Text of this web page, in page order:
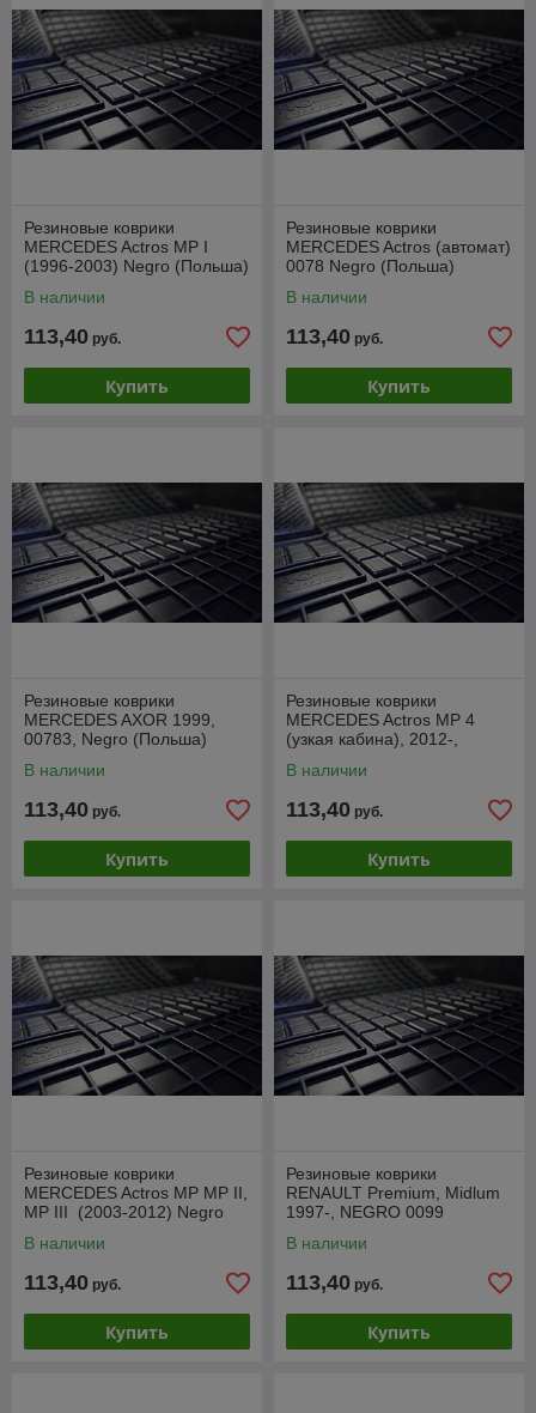
Резиновые коврики
MERCEDES Actros MP I
(1996-2003) Negro (Польша)
В наличии
113,40 руб.
Купить
Резиновые коврики
MERCEDES Actros (aвтомат)
0078 Negro (Польша)
В наличии
113,40 руб.
Купить
Резиновые коврики
MERCEDES AXOR 1999,
00783, Negro (Польша)
В наличии
113,40 руб.
Купить
Резиновые коврики
MERCEDES Actros MP 4
(узкая кабина), 2012-,
В наличии
113,40 руб.
Купить
Резиновые коврики
MERCEDES Actros MP MP II,
MP III (2003-2012) Negro
В наличии
113,40 руб.
Купить
Резиновые коврики
RENAULT Premium, Midlum
1997-, NEGRO 0099
В наличии
113,40 руб.
Купить